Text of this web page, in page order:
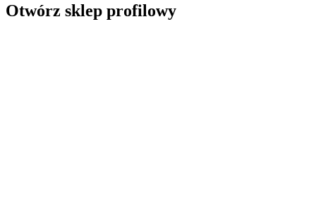
Otwórz sklep profilowy